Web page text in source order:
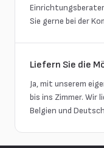
Sie gerne bei der
Liefern Sie die
Ja, mit unserem
bis ins Zimmer. Wir
Belgien und